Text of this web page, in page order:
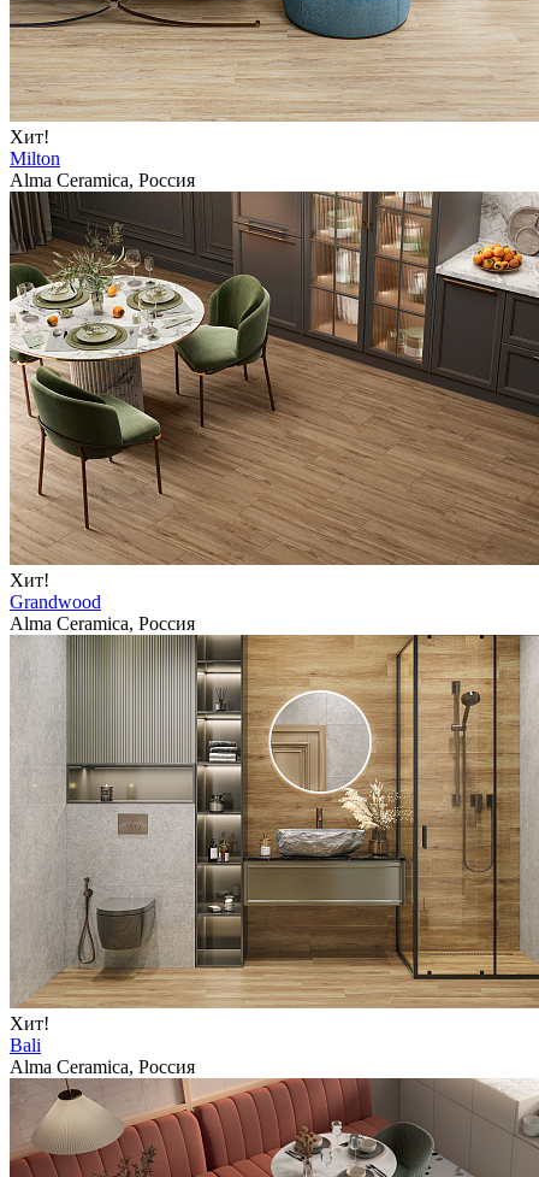
Хит!
Milton
Alma Ceramica, Россия
Хит!
Grandwood
Alma Ceramica, Россия
Хит!
Bali
Alma Ceramica, Россия